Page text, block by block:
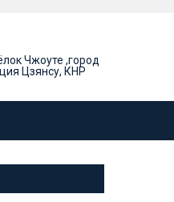
Чжоуте ,город
Цзянсу, КНР